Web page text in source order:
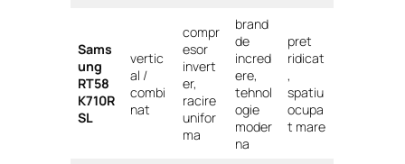
Sams
ung
RT58
K710R
SL
vertic
al /
combi
nat
compr
esor
invert
er,
racire
unifor
ma
brand
de
incred
ere,
tehnol
ogie
moder
na
pret
ridicat
,
spatiu
ocupa
t mare